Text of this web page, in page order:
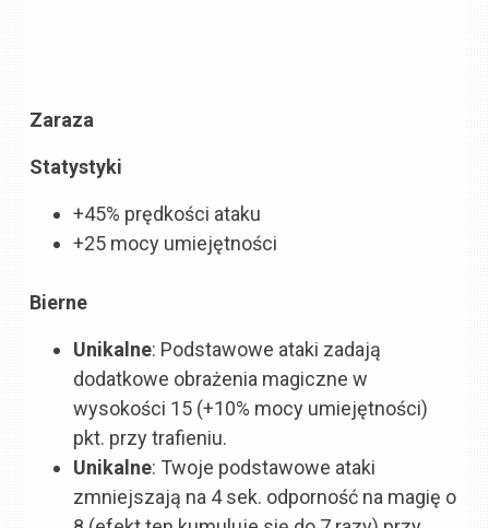
Zaraza
Statystyki
+45% prędkości ataku
+25 mocy umiejętności
Bierne
Unikalne: Podstawowe ataki zadają
dodatkowe obrażenia magiczne w
wysokości 15 (+10% mocy umiejętności)
pkt. przy trafieniu.
Unikalne: Twoje podstawowe ataki
zmniejszają na 4 sek. odporność na magię o